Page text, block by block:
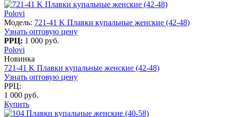
Polovi
Модель: 721-41 K Плавки купальные женские (42-48)
Узнать оптовую цену
РРЦ: 1 000 руб.
Polovi
Новинка
721-41 K Плавки купальные женские (42-48)
Узнать оптовую цену
РРЦ:
1 000 руб.
Купить